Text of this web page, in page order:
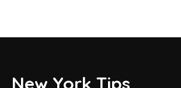
New York Tips